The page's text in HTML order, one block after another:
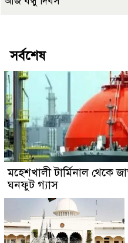
সর্বশেষ
মহেশখালী টার্মিনাল থেকে
ঘনফুট গ্যাস